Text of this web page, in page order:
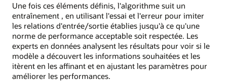
Une fois ces éléments définis, l'algorithme suit un
entraînement , en utilisant l'essai et l'erreur pour imiter
les relations d'entrée/sortie établies jusqu'à ce qu'une
norme de performance acceptable soit respectée. Les
experts en données analysent les résultats pour voir si le
modèle a découvert les informations souhaitées et les
itèrent en les affinant et en ajustant les paramètres pour
améliorer les performances.